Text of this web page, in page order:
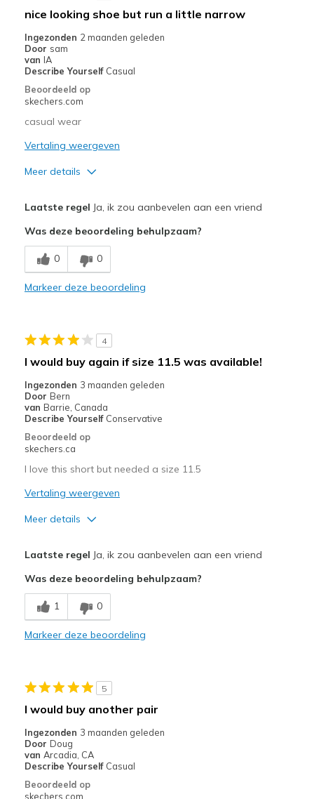
Sizing
View On Shoes
Shoes are for Wearing
nice looking shoe but run a little narrow
Ingezonden 2 maanden geleden
Door sam
van IA
Describe Yourself Casual
Beoordeeld op
skechers.com
casual wear
Vertaling weergeven
Meer details
Beste toepassingen
Casual Wear
View On Shoes
I'm Into Shoes
Laatste regel Ja, ik zou aanbevelen aan een vriend
Was deze beoordeling behulpzaam?
0 0
Markeer deze beoordeling
4
I would buy again if size 11.5 was available!
Ingezonden 3 maanden geleden
Door Bern
van Barrie, Canada
Describe Yourself Conservative
Beoordeeld op
skechers.ca
I love this short but needed a size 11.5
Vertaling weergeven
Meer details
Breathe Well
Comfortable
Going Out
Laatste regel Ja, ik zou aanbevelen aan een vriend
Was deze beoordeling behulpzaam?
1 0
Markeer deze beoordeling
5
I would buy another pair
Ingezonden 3 maanden geleden
Door Doug
van Arcadia, CA
Describe Yourself Casual
Beoordeeld op
skechers.com